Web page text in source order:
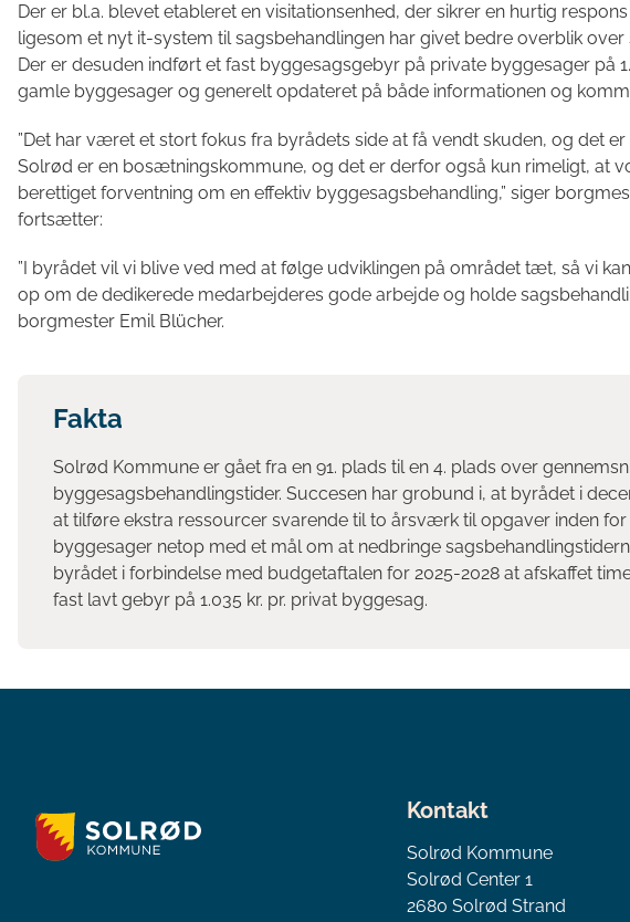
Der er bl.a. blevet etableret en visitationsenhed, der sikrer en hurtig
ligesom et nyt it-system til sagsbehandlingen har givet bedre overblik over
Der er desuden indført et fast byggesagsgebyr på private byggesager på
gamle byggesager og generelt opdateret på både informationen og
”Det har været et stort fokus fra byrådets side at få vendt skuden, og det er
Solrød er en bosætningskommune, og det er derfor også kun rimeligt, at
berettiget forventning om en effektiv byggesagsbehandling,” siger
fortsætter:
”I byrådet vil vi blive ved med at følge udviklingen på området tæt, så vi
op om de dedikerede medarbejderes gode arbejde og holde
borgmester Emil Blücher.
Fakta
Solrød Kommune er gået fra en 91. plads til en 4. plads over
byggesagsbehandlingstider. Succesen har grobund i, at byrådet i
at tilføre ekstra ressourcer svarende til to årsværk til opgaver inden
byggesager netop med et mål om at nedbringe
byrådet i forbindelse med budgetaftalen for 2025-2028 at afskaffet
fast lavt gebyr på 1.035 kr. pr. privat byggesag.
Kontakt
Solrød Kommune
Solrød Center 1
2680 Solrød Strand